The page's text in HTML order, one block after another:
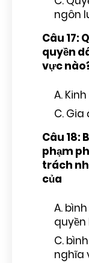
ngôn
Câu 17:
quyền
vực
A.
C. Gia
Câu 18:
phạm
trách
của
A.
quyền
C.
nghĩa